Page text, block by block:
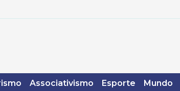
Associativismo Esporte Mundo